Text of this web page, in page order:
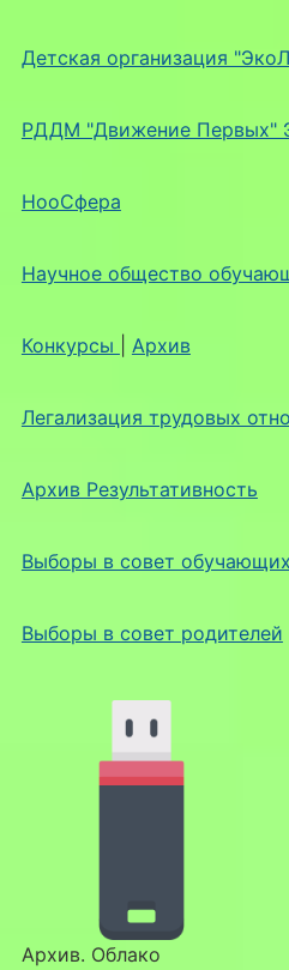
Детская организация
РДДМ "Движение Первых"
НооСфера
Научное общество
Конкурсы Архив
Легализация трудовых
Архив Результативность
Выборы в совет
Выборы в совет родителей
Архив. Облако